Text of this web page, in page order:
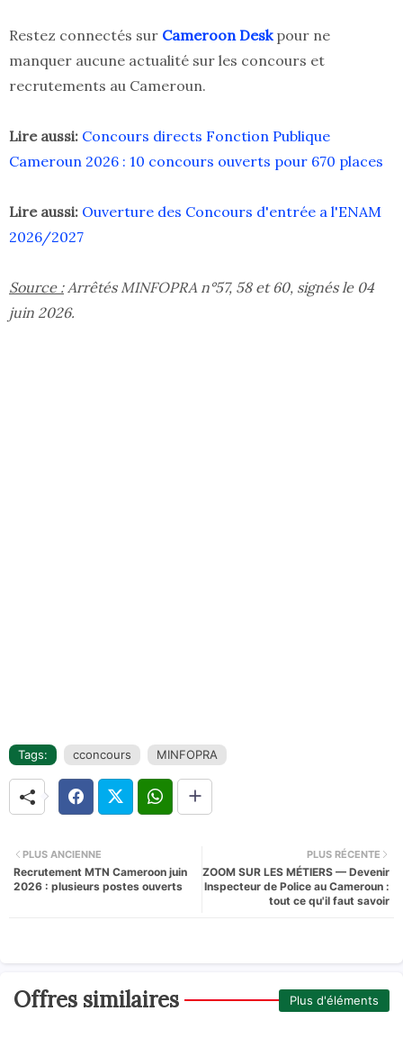
Restez connectés sur Cameroon Deskpour ne
manquer aucune actualité sur les concours et
recrutements au Cameroun.
Lire aussi: Concours directs Fonction Publique
Cameroun 2026 : 10 concours ouverts pour 670 places
Lire aussi: Ouverture des Concours d'entrée a l'ENAM
2026/2027
Source :Arrêtés MINFOPRA n°57, 58 et 60, signés le 04
juin 2026.
Tags: cconcours MINFOPRA
PLUS RÉCENTE
ZOOM SUR LES MÉTIERS — Devenir
Inspecteur de Police au Cameroun :
tout ce qu'il faut savoir
PLUS ANCIENNE
Recrutement MTN Cameroon juin
2026 : plusieurs postes ouverts
Offres similaires Plus d'éléments